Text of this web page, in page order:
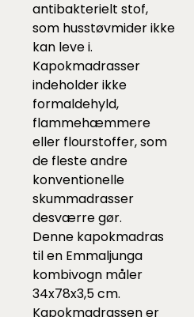
antibakterielt stof,
som husstøvmider ikke
kan leve i.
Kapokmadrasser
indeholder ikke
formaldehyld,
flammehæmmere
eller flourstoffer, som
de fleste andre
konventionelle
skummadrasser
desværre gør.
Denne kapokmadras
til en Emmaljunga
kombivogn måler
34x78x3,5 cm.
Kapokmadrassen er